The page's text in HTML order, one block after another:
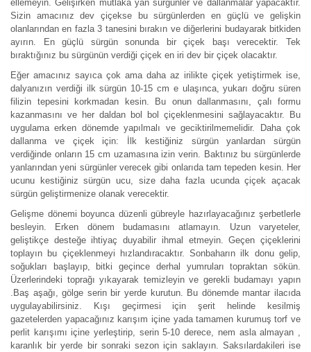
ellemeyin. Gelişirken mutlaka yan sürgünler ve dallanmalar yapacaktır.
Sizin amacınız dev çiçekse bu sürgünlerden en güçlü ve gelişkin
olanlarından en fazla 3 tanesini bırakın ve diğerlerini budayarak bitkiden
ayırın. En güçlü sürgün sonunda bir çiçek başı verecektir. Tek
bıraktığınız bu sürgünün verdiği çiçek en iri dev bir çiçek olacaktır.
Eğer amacınız sayıca çok ama daha az irilikte çiçek yetiştirmek ise,
dalyanızın verdiği ilk sürgün 10-15 cm e ulaşınca, yukarı doğru süren
filizin tepesini korkmadan kesin. Bu onun dallanmasını, çalı formu
kazanmasını ve her daldan bol bol çiçeklenmesini sağlayacaktır. Bu
uygulama erken dönemde yapılmalı ve geciktirilmemelidir. Daha çok
dallanma ve çiçek için: İlk kestiğiniz sürgün yanlardan sürgün
verdiğinde onların 15 cm uzamasına izin verin. Baktınız bu sürgünlerde
yanlarından yeni sürgünler verecek gibi onlarıda tam tepeden kesin. Her
ucunu kestiğiniz sürgün ucu, size daha fazla ucunda çiçek açacak
sürgün geliştirmenize olanak verecektir.
Gelişme dönemi boyunca düzenli gübreyle hazırlayacağınız şerbetlerle
besleyin. Erken dönem budamasını atlamayın. Uzun varyeteler,
geliştikçe desteğe ihtiyaç duyabilir ihmal etmeyin. Geçen çiçeklerini
toplayın bu çiçeklenmeyi hızlandıracaktır. Sonbaharın ilk donu gelip,
soğukları başlayıp, bitki geçince derhal yumruları topraktan sökün.
Üzerlerindeki toprağı yıkayarak temizleyin ve gerekli budamayı yapın
.Baş aşağı, gölge serin bir yerde kurutun. Bu dönemde mantar ilacıda
uygulayabilirsiniz. Kışı geçirmesi için şerit helinde kesilmiş
gazetelerden yapacağınız karışım içine yada tamamen kurumuş torf ve
perlit karışımı içine yerleştirip, serin 5-10 derece, nem asla almayan ,
karanlık bir yerde bir sonraki sezon için saklayın. Saksılardakileri ise